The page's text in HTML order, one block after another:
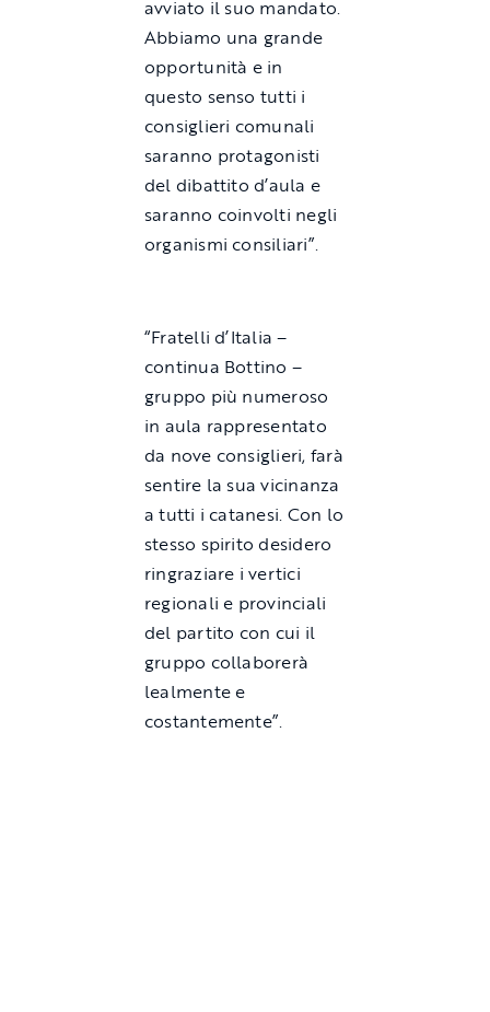
avviato il suo mandato.
Abbiamo una grande
opportunità e in
questo senso tutti i
consiglieri comunali
saranno protagonisti
del dibattito d’aula e
saranno coinvolti negli
organismi consiliari”.
“Fratelli d’Italia –
continua Bottino –
gruppo più numeroso
in aula rappresentato
da nove consiglieri, farà
sentire la sua vicinanza
a tutti i catanesi. Con lo
stesso spirito desidero
ringraziare i vertici
regionali e provinciali
del partito con cui il
gruppo collaborerà
lealmente e
costantemente”.